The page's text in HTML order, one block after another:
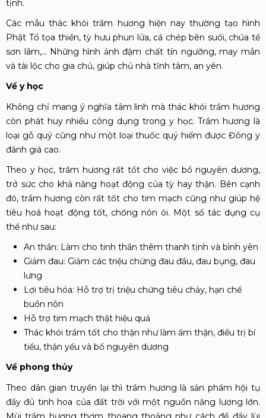
tịnh.
Các mẫu thác khói trầm hương hiện nay thường tạo hình
Phật Tổ tọa thiền, tỳ hưu phun lửa, cá chép bên suối, chúa tể
sơn lâm,... Những hình ảnh đậm chất tín ngưỡng, may mắn
và tài lộc cho gia chủ, giúp chủ nhà tĩnh tâm, an yên.
Về y học
Không chỉ mang ý nghĩa tâm linh mà thác khói trầm hương
còn phát huy nhiều công dụng trong y học. Trầm hương là
loại gỗ quý cũng như một loại thuốc quý hiếm được Đông y
đánh giá cao.
Theo y học, trầm hương rất tốt cho việc bổ nguyên dương,
trở sức cho khả năng hoạt động của tỳ hay thận. Bên cạnh
đó, trầm hương còn rất tốt cho tim mạch cũng như giúp hệ
tiêu hoá hoạt động tốt, chống nôn ói. Một số tác dụng cụ
thể như sau:
An thần: Làm cho tinh thần thêm thanh tịnh và bình yên
Giảm đau: Giảm các triệu chứng đau đầu, đau bụng, đau
lưng
Lợi tiêu hóa: Hỗ trợ trị triệu chứng tiêu chảy, hạn chế
buồn nôn
Hỗ trợ tim mạch thật hiệu quả
Thác khói trầm tốt cho thận như làm ấm thận, điều trị bí
tiểu, thận yếu và bổ nguyên dương
Về phong thủy
Theo dân gian truyền lại thì trầm hương là sản phẩm hội tụ
đầy đủ tinh hoa của đất trời với một nguồn năng lượng lớn.